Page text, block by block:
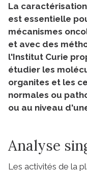
La
est essentielle
mécanismes
et avec des
l'Institut Curie
étudier les
organites et les
normales ou
ou au niveau
Analyse
Les activités de la